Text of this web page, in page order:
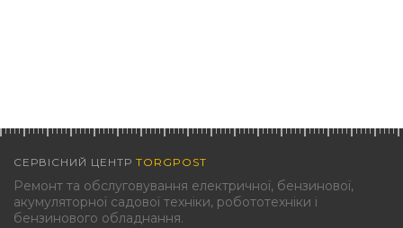
СЕРВІСНИЙ ЦЕНТР TORGPOST
Ремонт та обслуговування електричної, бензинової,
акумуляторної садової техніки, робототехніки і
бензинового обладнання.